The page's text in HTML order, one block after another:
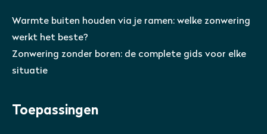
Warmte buiten houden via je ramen: welke zonwering
werkt het beste?
Zonwering zonder boren: de complete gids voor elke
situatie
Toepassingen